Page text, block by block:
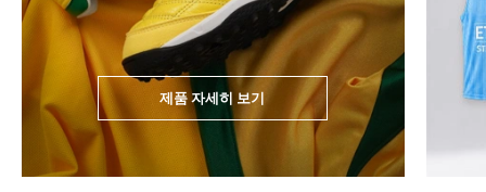
제품 자세히 보기